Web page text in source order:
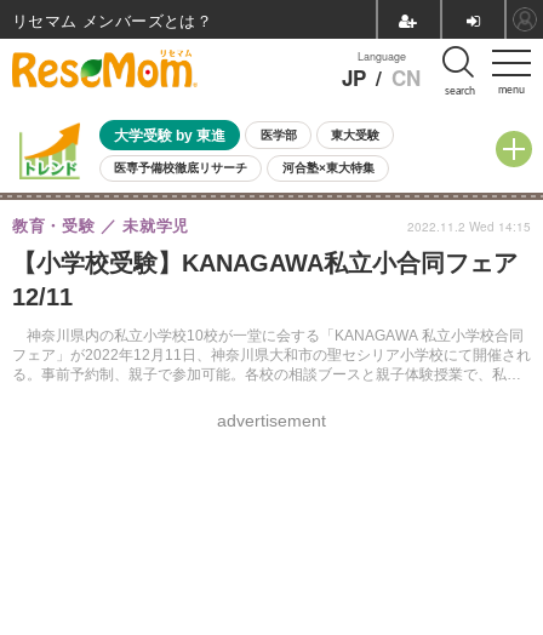
menu
Language
JP / CN search
大学受験 by 東進 医学部 東大受験
医専予備校徹底リサーチ 河合塾×東大特集
親子で考える大学選び 高校受験 中学受験 小学校受験
共通テスト 夏休み
8月開催イベント・WS 全国公立高校 過去問 人気記事
自由研究教材（小学生向け）
【小学校受験】KANAGAWA私立小合同フェア
12/11
神奈川県内の私立小学校10校が一堂に会する「KANAGAWA 私立小学校合同
フェア」が2022年12月11日、神奈川県大和市の聖セシリア小学校にて開催され
る。事前予約制、親子で参加可能。各校の相談ブースと親子体験授業で、私立
教育・受験 未就学児
advertisement
2022.11.2 Wed 14:15
リセマム メンバーズ